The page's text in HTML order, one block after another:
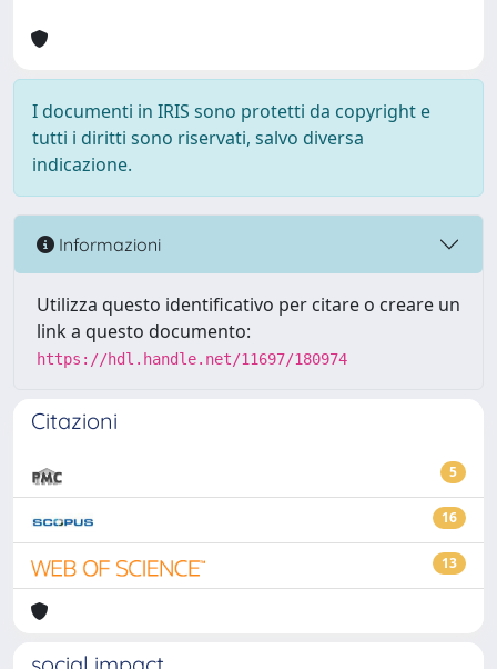
I documenti in IRIS sono protetti da copyright e
tutti i diritti sono riservati, salvo diversa
indicazione.
Informazioni
Utilizza questo identificativo per citare o creare un
link a questo documento:
https://hdl.handle.net/11697/180974
Citazioni
5
16
13